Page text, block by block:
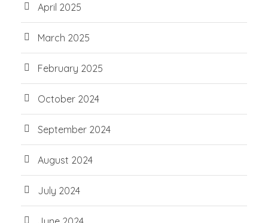
April 2025
March 2025
February 2025
October 2024
September 2024
August 2024
July 2024